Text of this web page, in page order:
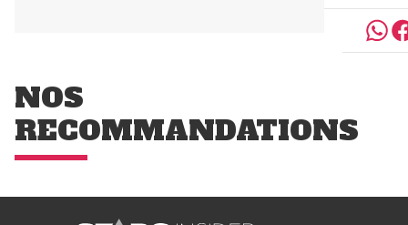
NOS
RECOMMANDATIONS